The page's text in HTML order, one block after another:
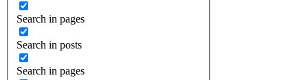
Search in pages
Search in posts
Search in pages